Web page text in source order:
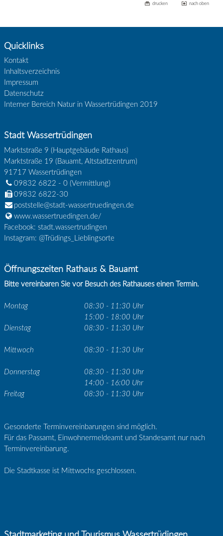
drucken nach oben
Quicklinks
Kontakt
Inhaltsverzeichnis
Impressum
Datenschutz
Interner Bereich Natur in Wassertrüdingen 2019
Stadt Wassertrüdingen
Marktstraße 9 (Hauptgebäude Rathaus)
Marktstraße 19 (Bauamt, Altstadtzentrum)
91717 Wassertrüdingen
09832 6822 - 0(Vermittlung)
09832 6822-30
poststelle@stadt-wassertruedingen.de
www.wassertruedingen.de/
Facebook: stadt.wassertrudingen
Instagram: @Trüdings_Lieblingsorte
Öffnungszeiten Rathaus & Bauamt
Bitte vereinbaren Sie vor Besuch des Rathauses einen Termin.
Montag
08:30 - 11:30 Uhr
15:00 - 18:00 Uhr
Dienstag
08:30 - 11:30 Uhr
Mittwoch 08:30 - 11:30 Uhr
Donnerstag
08:30 - 11:30 Uhr
14:00 - 16:00 Uhr
Freitag
08:30 - 11:30 Uhr
Gesonderte Terminvereinbarungen sind möglich.
Für das Passamt, Einwohnermeldeamt und Standesamt nur nach
Terminvereinbarung.
Die Stadtkasse ist Mittwochs geschlossen.